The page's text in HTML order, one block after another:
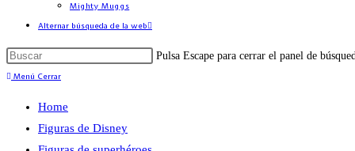
Mighty Muggs
Alternar búsqueda de la web
Pulsa Escape para cerrar el panel de
Menú Cerrar
Home
Figuras de Disney